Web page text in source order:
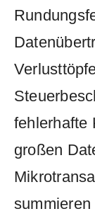
fehlerhafte
großen